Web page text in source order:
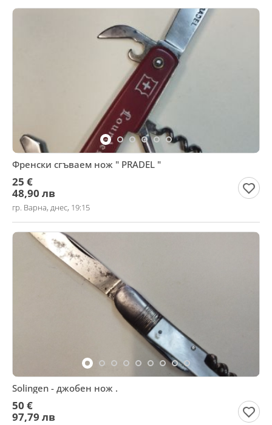
Френски сгъваем нож " PRADEL "
25 €
48,90 лв
гр. Варна, днес, 19:15
Solingen - джобен нож .
50 €
97,79 лв